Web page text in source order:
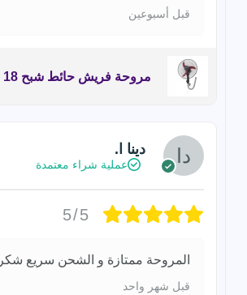
قبل أسبوعين
مروحة فريش حائط شبح 18 بوصة
دينا ا.
عملية شراء معتمدة
5/5
المروحة ممتازة و الشحن سريع شكرا
قبل شهر واحد